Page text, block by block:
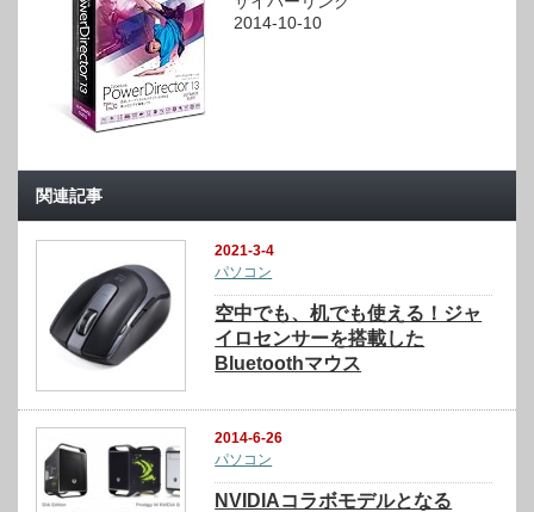
2014-10-10
関連記事
2021-3-4
パソコン
空中でも、机でも使える！ジャ
イロセンサーを搭載した
Bluetoothマウス
2014-6-26
パソコン
NVIDIAコラボモデルとなる